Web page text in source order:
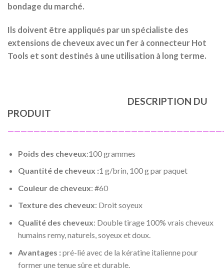
bondage du marché.
Ils doivent être appliqués par un spécialiste des
extensions de cheveux avec un fer à connecteur Hot
Tools et sont destinés à une utilisation à long terme.
DESCRIPTION DU
PRODUIT
Poids des cheveux:100 grammes
Quantité de cheveux :1 g/brin, 100 g par paquet
Couleur de cheveux: #60
Texture des cheveux: Droit soyeux
Qualité des cheveux: Double tirage 100% vrais cheveux
humains remy, naturels, soyeux et doux.
Avantages :pré-lié avec de la kératine italienne pour
former une tenue sûre et durable.